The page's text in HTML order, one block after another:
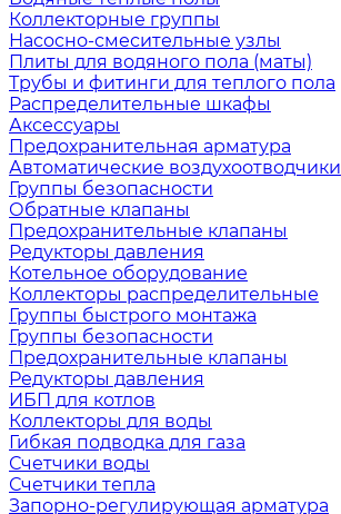
Коллекторные группы
Насосно-смесительные узлы
Плиты для водяного пола (маты)
Трубы и фитинги для теплого пола
Распределительные шкафы
Аксессуары
Предохранительная арматура
Автоматические воздухоотводчики
Группы безопасности
Обратные клапаны
Предохранительные клапаны
Редукторы давления
Котельное оборудование
Коллекторы распределительные
Группы быстрого монтажа
Группы безопасности
Предохранительные клапаны
Редукторы давления
ИБП для котлов
Коллекторы для воды
Гибкая подводка для газа
Счетчики воды
Счетчики тепла
Запорно-регулирующая арматура